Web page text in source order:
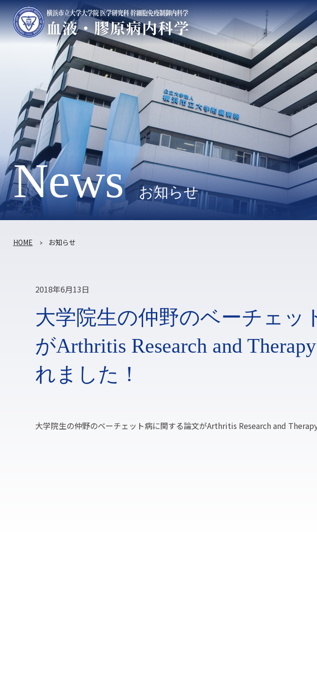
News お知らせ
HOME お知らせ
2018年6月13日
大学院生の仲野のベーチェッ
がArthritis Research and
れました！
大学院生の仲野のベーチェット病に関する論文がArthritis Research and